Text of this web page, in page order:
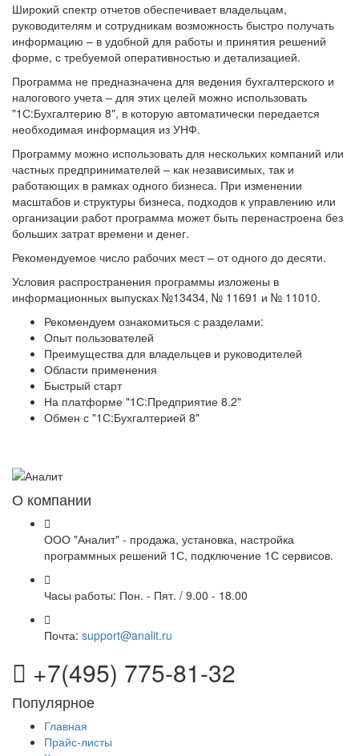
Широкий спектр отчетов обеспечивает владельцам,
руководителям и сотрудникам возможность быстро получать
информацию – в удобной для работы и принятия решений
форме, с требуемой оперативностью и детализацией.
Программа не предназначена для ведения бухгалтерского и
налогового учета – для этих целей можно использовать
"1С:Бухгалтерию 8", в которую автоматически передается
необходимая информация из УНФ.
Программу можно использовать для нескольких компаний или
частных предпринимателей – как независимых, так и
работающих в рамках одного бизнеса. При изменении
масштабов и структуры бизнеса, подходов к управлению или
организации работ программа может быть перенастроена без
больших затрат времени и денег.
Рекомендуемое число рабочих мест – от одного до десяти.
Условия распространения программы изложены в
информационных выпусках №13434, № 11691 и № 11010.
Рекомендуем ознакомиться с разделами:
Опыт пользователей
Преимущества для владельцев и руководителей
Области применения
Быстрый старт
На платформе "1С:Предприятие 8.2"
Обмен с "1С:Бухгалтерией 8"
О компании
ООО "Аналит" - продажа, установка, настройка
программных решений 1С, подключение 1С сервисов.
Часы работы: Пон. - Пят. / 9.00 - 18.00
Почта: support@analit.ru
+7(495) 775-81-32
Популярное
Главная
Прайс-листы